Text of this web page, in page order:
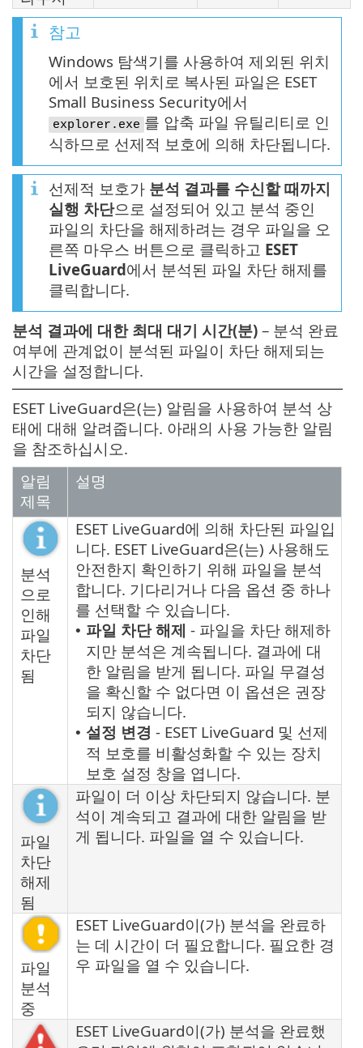
참고
Windows 탐색기를 사용하여 제외된 위치
에서 보호된 위치로 복사된 파일은 ESET
Small Business Security에서
explorer.exe 를 압축 파일 유틸리티로 인
식하므로 선제적 보호에 의해 차단됩니다.
선제적 보호가 분석 결과를 수신할 때까지
실행 차단으로 설정되어 있고 분석 중인
파일의 차단을 해제하려는 경우 파일을 오
른쪽 마우스 버튼으로 클릭하고 ESET
LiveGuard에서 분석된 파일 차단 해제를
클릭합니다.
분석 결과에 대한 최대 대기 시간(분) – 분석 완료
여부에 관계없이 분석된 파일이 차단 해제되는
시간을 설정합니다.
ESET LiveGuard은(는) 알림을 사용하여 분석 상
태에 대해 알려줍니다. 아래의 사용 가능한 알림
을 참조하십시오.
알림
제목
설명
분석
으로
인해
파일
차단
됨
ESET LiveGuard에 의해 차단된 파일입
니다. ESET LiveGuard은(는) 사용해도
안전한지 확인하기 위해 파일을 분석
합니다. 기다리거나 다음 옵션 중 하나
를 선택할 수 있습니다.
• 파일 차단 해제 - 파일을 차단 해제하
지만 분석은 계속됩니다. 결과에 대
한 알림을 받게 됩니다. 파일 무결성
을 확신할 수 없다면 이 옵션은 권장
되지 않습니다.
• 설정 변경 - ESET LiveGuard 및 선제
적 보호를 비활성화할 수 있는 장치
보호 설정 창을 엽니다.
파일
차단
해제
됨
파일이 더 이상 차단되지 않습니다. 분
석이 계속되고 결과에 대한 알림을 받
게 됩니다. 파일을 열 수 있습니다.
파일
분석
중
ESET LiveGuard이(가) 분석을 완료하
는 데 시간이 더 필요합니다. 필요한 경
우 파일을 열 수 있습니다.
ESET LiveGuard이(가) 분석을 완료했